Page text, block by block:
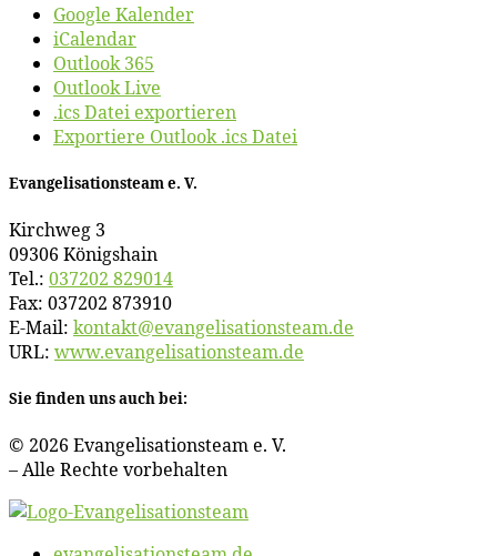
Google Kalender
iCalendar
Outlook 365
Outlook Live
.ics Datei exportieren
Exportiere Outlook .ics Datei
Evan­ge­li­sa­ti­ons­team e. V.
Kirch­weg 3
09306 Königshain
Tel.: 037202 829014
Fax: 037202 873910
E‑Mail: kontakt@​evangelisationsteam.​de
URL: www​.evan​ge​li​sa​ti​ons​team​.de
Sie fin­den uns auch bei:
© 2026 Evan­ge­li­sa­ti­ons­team e. V.
– Al­le Rech­te vorbehalten